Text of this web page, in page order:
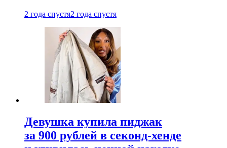
2 года спустя2 года спустя
Девушка купила пиджак
за 900 рублей в секонд-хенде